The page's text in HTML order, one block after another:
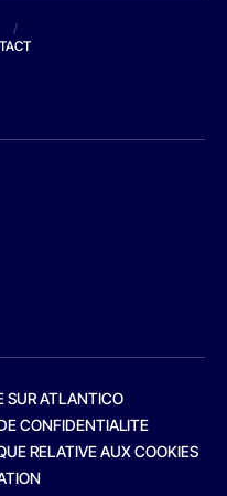
/
SUR ATLANTICO
CONFIDENTIALITE
RELATIVE AUX COOKIES